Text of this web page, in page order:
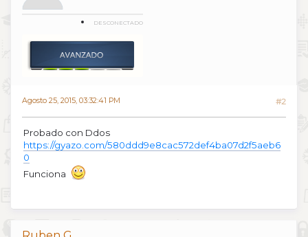
DESCONECTADO
Agosto 25, 2015, 03:32:41 PM #2
Probado con Ddos
https://gyazo.com/580ddd9e8cac572def4ba07d2f5aeb6
0
Funciona